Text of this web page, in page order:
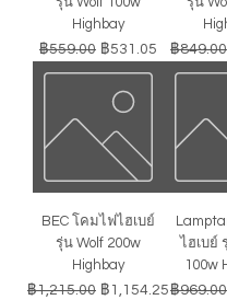
Highbay
ราคาปกติ
฿559.00 ราคาขายลด
฿531.05
ราคาปกติ
฿849.00
BEC โคมไฟไฮเบย์
รุ่น Wolf 200w
Highbay
ราคาปกติ
฿1,215.00 ราคาขายลด
฿1,154.25
ไฮเบย์
100w
ราคาปกติ
฿969.00